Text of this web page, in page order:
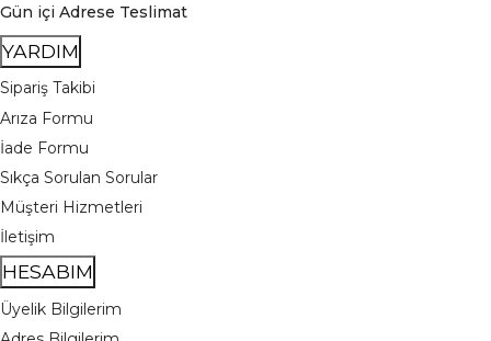
Gün içi Adrese Teslimat
YARDIM
Sipariş Takibi
Arıza Formu
İade Formu
Sıkça Sorulan Sorular
Müşteri Hizmetleri
İletişim
HESABIM
Üyelik Bilgilerim